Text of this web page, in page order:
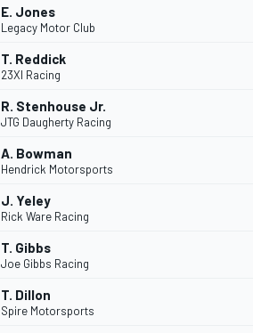
E. Jones
Legacy Motor Club
T. Reddick
23XI Racing
R. Stenhouse Jr.
JTG Daugherty Racing
A. Bowman
Hendrick Motorsports
J. Yeley
Rick Ware Racing
T. Gibbs
Joe Gibbs Racing
T. Dillon
Spire Motorsports